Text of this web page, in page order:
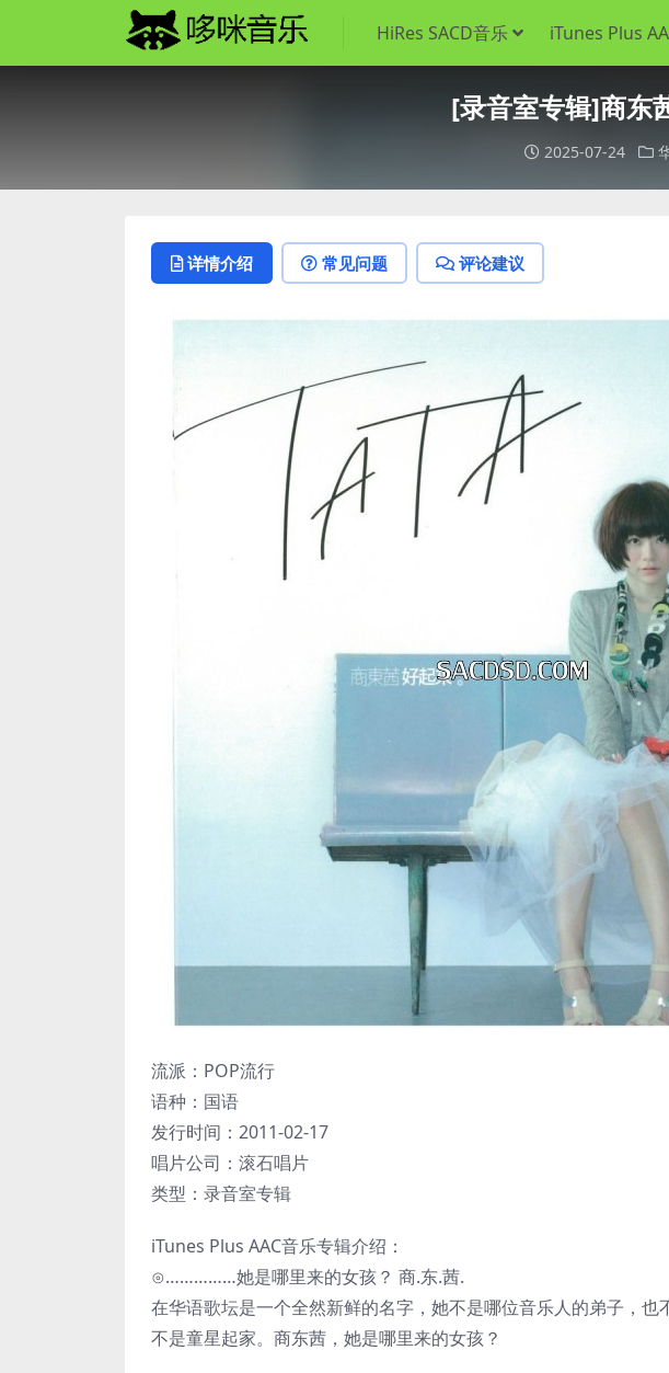
HiRes SACD音乐 iTunes Plus
[录音室专辑]商东
2025-07-24
详情介绍 常见问题 评论建议
流派：POP流行
语种：国语
发行时间：2011-02-17
唱片公司：滚石唱片
类型：录音室专辑
iTunes Plus AAC音乐专辑介绍：
⊙……………她是哪里来的女孩？ 商.东.茜.
在华语歌坛是一个全然新鲜的名字，她不是哪位音乐人的弟子，
不是童星起家。商东茜，她是哪里来的女孩？